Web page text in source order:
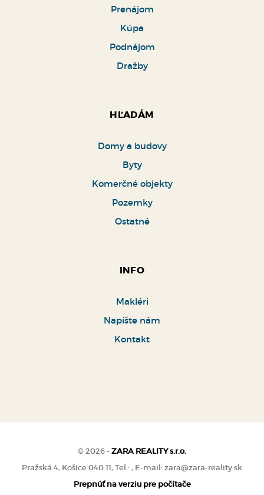
Prenájom
Kúpa
Podnájom
Dražby
HĽADÁM
Domy a budovy
Byty
Komerčné objekty
Pozemky
Ostatné
INFO
Makléri
Napíšte nám
Kontakt
© 2026 - ZARA REALITY s.r.o.
Pražská 4, Košice 040 11, Tel.: , E-mail: zara@zara-reality.sk
Prepnúť na verziu pre počítače